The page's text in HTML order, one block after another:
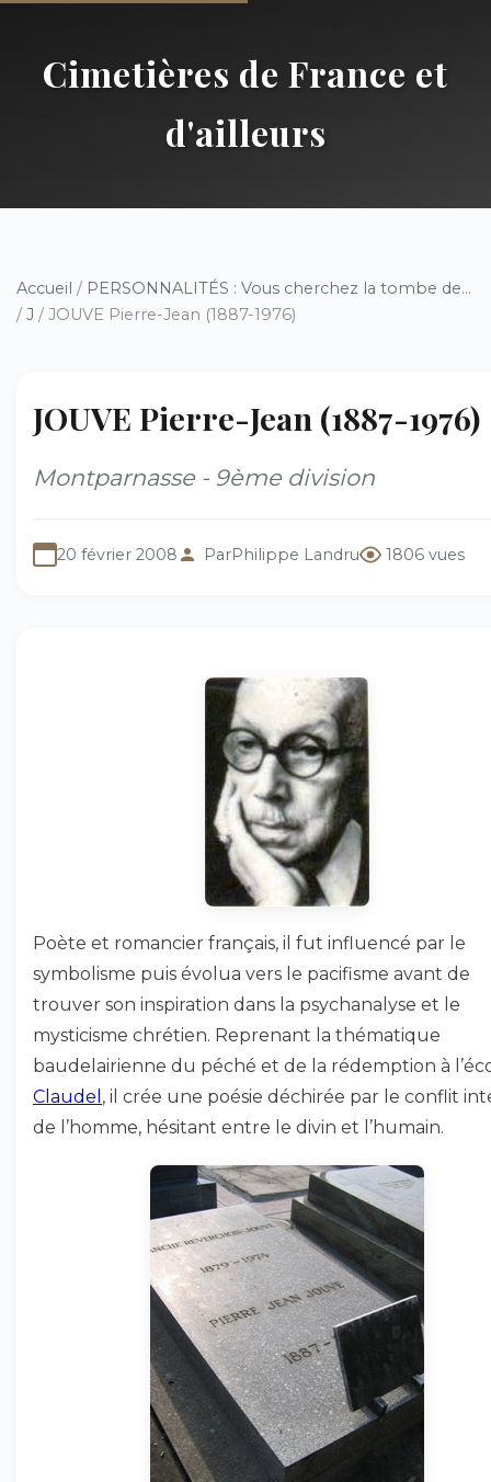
Cimetières de France et
d'ailleurs
Accueil / PERSONNALITÉS : Vous cherchez la tombe de...
/ J / JOUVE Pierre-Jean (1887-1976)
JOUVE Pierre-Jean (1887-1976)
Montparnasse - 9ème division
20 février 2008 ParPhilippe Landru 1806 vues
Poète et romancier français, il fut influencé par le
symbolisme puis évolua vers le pacifisme avant de
trouver son inspiration dans la psychanalyse et le
mysticisme chrétien. Reprenant la thématique
baudelairienne du péché et de la rédemption à
Claudel , il crée une poésie déchirée par le conflit
de l’homme, hésitant entre le divin et l’humain.